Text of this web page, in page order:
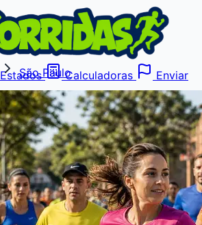
Estados Calculadoras
Enviar
São Paulo